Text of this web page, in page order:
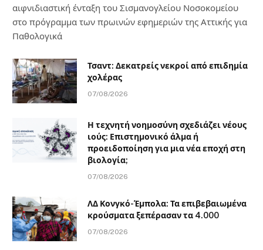
αιφνιδιαστική ένταξη του Σισμανογλείου Νοσοκομείου
στο πρόγραμμα των πρωινών εφημεριών της Αττικής για
Παθολογικά
Τσαντ: Δεκατρείς νεκροί από επιδημία
χολέρας
07/08/2026
Η τεχνητή νοημοσύνη σχεδιάζει νέους
ιούς: Επιστημονικό άλμα ή
προειδοποίηση για μια νέα εποχή στη
βιολογία;
07/08/2026
ΛΔ Κονγκό-Έμπολα: Τα επιβεβαιωμένα
κρούσματα ξεπέρασαν τα 4.000
07/08/2026